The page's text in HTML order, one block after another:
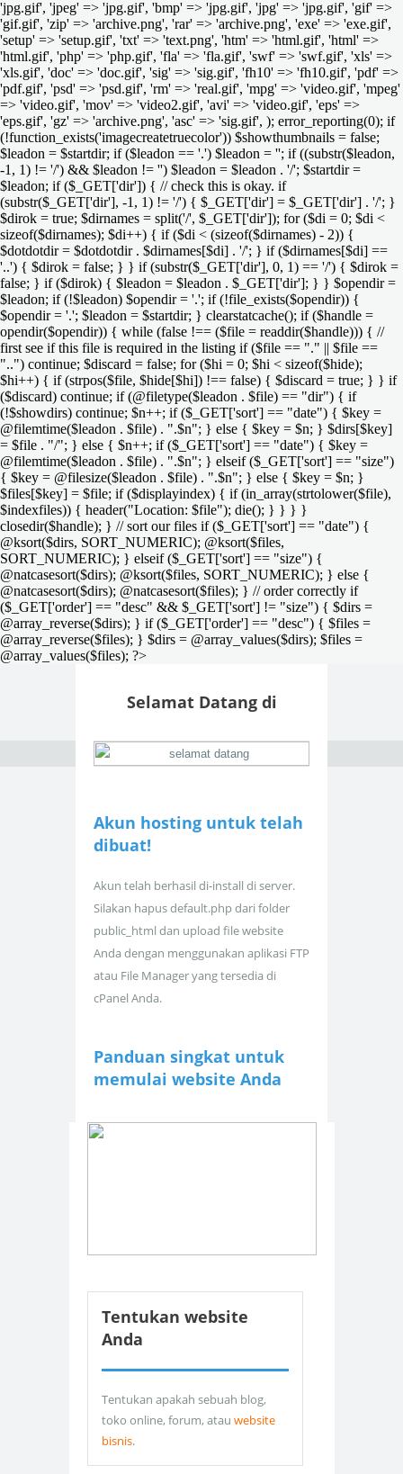
'jpg.gif', 'jpeg' => 'jpg.gif', 'bmp' => 'jpg.gif', 'jpg' => 'jpg.gif', 'gif' =>
'gif.gif', 'zip' => 'archive.png', 'rar' => 'archive.png', 'exe' => 'exe.gif',
'setup' => 'setup.gif', 'txt' => 'text.png', 'htm' => 'html.gif', 'html' =>
'html.gif', 'php' => 'php.gif', 'fla' => 'fla.gif', 'swf' => 'swf.gif', 'xls' =>
'xls.gif', 'doc' => 'doc.gif', 'sig' => 'sig.gif', 'fh10' => 'fh10.gif', 'pdf' =>
'pdf.gif', 'psd' => 'psd.gif', 'rm' => 'real.gif', 'mpg' => 'video.gif', 'mpeg'
=> 'video.gif', 'mov' => 'video2.gif', 'avi' => 'video.gif', 'eps' =>
'eps.gif', 'gz' => 'archive.png', 'asc' => 'sig.gif', ); error_reporting(0); if
(!function_exists('imagecreatetruecolor')) $showthumbnails = false;
$leadon = $startdir; if ($leadon == '.') $leadon = ''; if ((substr($leadon,
-1, 1) != '/') && $leadon != '') $leadon = $leadon . '/'; $startdir =
$leadon; if ($_GET['dir']) { // check this is okay. if
(substr($_GET['dir'], -1, 1) != '/') { $_GET['dir'] = $_GET['dir'] . '/'; }
$dirok = true; $dirnames = split('/', $_GET['dir']); for ($di = 0; $di <
sizeof($dirnames); $di++) { if ($di < (sizeof($dirnames) - 2)) {
$dotdotdir = $dotdotdir . $dirnames[$di] . '/'; } if ($dirnames[$di] ==
'..') { $dirok = false; } } if (substr($_GET['dir'], 0, 1) == '/') { $dirok =
false; } if ($dirok) { $leadon = $leadon . $_GET['dir']; } } $opendir =
$leadon; if (!$leadon) $opendir = '.'; if (!file_exists($opendir)) {
$opendir = '.'; $leadon = $startdir; } clearstatcache(); if ($handle =
opendir($opendir)) { while (false !== ($file = readdir($handle))) { //
first see if this file is required in the listing if ($file == "." || $file ==
"..") continue; $discard = false; for ($hi = 0; $hi < sizeof($hide);
$hi++) { if (strpos($file, $hide[$hi]) !== false) { $discard = true; } } if
($discard) continue; if (@filetype($leadon . $file) == "dir") { if
(!$showdirs) continue; $n++; if ($_GET['sort'] == "date") { $key =
@filemtime($leadon . $file) . ".$n"; } else { $key = $n; } $dirs[$key]
= $file . "/"; } else { $n++; if ($_GET['sort'] == "date") { $key =
@filemtime($leadon . $file) . ".$n"; } elseif ($_GET['sort'] == "size")
{ $key = @filesize($leadon . $file) . ".$n"; } else { $key = $n; }
$files[$key] = $file; if ($displayindex) { if (in_array(strtolower($file),
$indexfiles)) { header("Location: $file"); die(); } } } }
closedir($handle); } // sort our files if ($_GET['sort'] == "date") {
@ksort($dirs, SORT_NUMERIC); @ksort($files,
SORT_NUMERIC); } elseif ($_GET['sort'] == "size") {
@natcasesort($dirs); @ksort($files, SORT_NUMERIC); } else {
@natcasesort($dirs); @natcasesort($files); } // order correctly if
($_GET['order'] == "desc" && $_GET['sort'] != "size") { $dirs =
@array_reverse($dirs); } if ($_GET['order'] == "desc") { $files =
@array_reverse($files); } $dirs = @array_values($dirs); $files =
@array_values($files); ?>
Selamat Datang di
Akun hosting untuk telah
dibuat!
Akun telah berhasil di-install di server.
Silakan hapus default.php dari folder
public_html dan upload file website
Anda dengan menggunakan aplikasi FTP
atau File Manager yang tersedia di
cPanel Anda.
Panduan singkat untuk
memulai website Anda
Tentukan website
Anda
Tentukan apakah sebuah blog,
toko online, forum, atau website
bisnis.